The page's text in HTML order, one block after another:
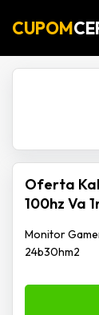
CUPOM
Oferta
100hz Va
Monitor
24b30hm2